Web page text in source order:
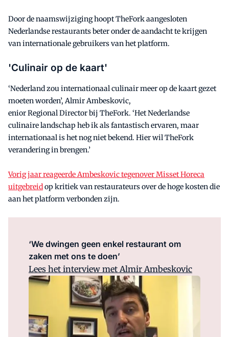
Door de naamswijziging hoopt TheFork aangesloten
Nederlandse restaurants beter onder de aandacht te krijgen
van internationale gebruikers van het platform.
'Culinair op de kaart'
‘Nederland zou internationaal culinair meer op de kaart gezet
moeten worden’, Almir Ambeskovic,
enior Regional Director bij TheFork. ‘Het Nederlandse
culinaire landschap heb ik als fantastisch ervaren, maar
internationaal is het nog niet bekend. Hier wil TheFork
verandering in brengen.’
Vorig jaar reageerde Ambeskovic tegenover Misset Horeca
uitgebreidop kritiek van restaurateurs over de hoge kosten die
aan het platform verbonden zijn.
‘We dwingen geen enkel restaurant om
zaken met ons te doen’
Lees het interview met Almir Ambeskovic